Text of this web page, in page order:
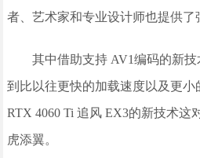
者、艺术家和专业设计师也提供了
其中借助支持 AV1编码的新
到比以往更快的加载速度以及更小
RTX 4060 Ti 追风 EX3的新技术这
虎添翼。